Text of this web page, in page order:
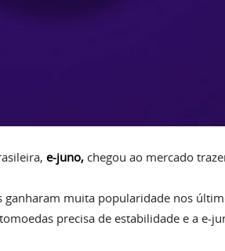
e-juno, chegou ao mercado
muita popularidade nos
precisa de estabilidade e a